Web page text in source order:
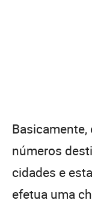
Basicamente,
números
cidades e
efetua uma